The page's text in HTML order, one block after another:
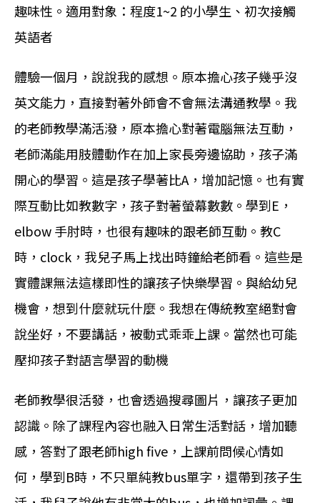
趣味性。適用對象：程度1~2 的小學生、初次接觸
英語者
體驗一個月，說說我的感想。原本擔心孩子幾乎沒
英文能力，直接對著外師會不會無法溝通教學。我
的老師教學滿活潑，原本擔心對著電腦無法互動，
老師滿能用肢體動作在加上家長旁邊協助，孩子滿
開心的學習。這是孩子學著比A，增加記憶。也有實
際互動比如教數字，孩子對著螢幕數數。學到E，
elbow 手肘時，也很有趣味的跟老師互動。教C
時，clock，我兒子馬上找出時鐘給老師看。這些是
實體課無法這樣即性的讓孩子快樂學習。與給幼兒
機會，想到什麼就玩什麼。我想在傳統教室絕對會
說坐好，不要講話，被動式乖乖上課。當然也可能
壓抑孩子對語言學習的動機
老師教學很活發，也會透過搜尋圖片，讓孩子更加
認識。除了課程內容也融入日常生活對話，增加聽
感，答對了跟老師high five，上課前問候心情如
何，學到B時，不只單純教bus單字，還帶到孩子生